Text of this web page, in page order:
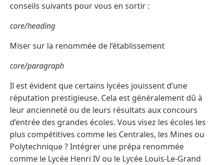
conseils suivants pour vous en sortir :
core/heading
Miser sur la renommée de l’établissement
core/paragraph
Il est évident que certains lycées jouissent d’une
réputation prestigieuse. Cela est généralement dû à
leur ancienneté ou de leurs résultats aux concours
d’entrée des grandes écoles. Vous visez les écoles les
plus compétitives comme les Centrales, les Mines ou
Polytechnique ? Intégrer une prépa renommée
comme le Lycée Henri IV ou le Lycée Louis-Le-Grand